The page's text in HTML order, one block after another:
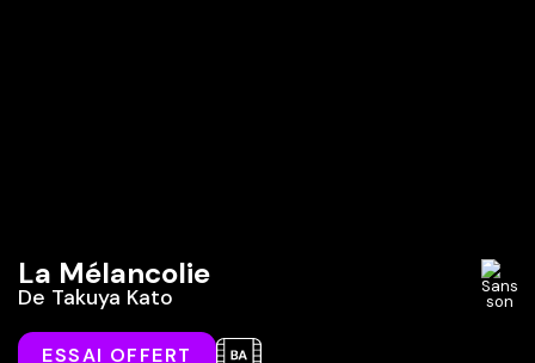
La Mélancolie
De Takuya Kato
ESSAI OFFERT